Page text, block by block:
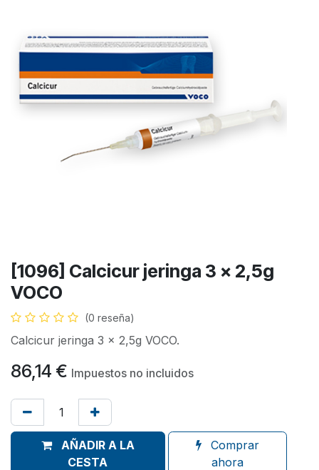
[1096] Calcicur jeringa 3 x 2,5g
VOCO
(0 reseña)
Calcicur jeringa 3 x 2,5g VOCO.
86,14 € Impuestos no incluidos
AÑADIR A LA
CESTA
Comprar
ahora